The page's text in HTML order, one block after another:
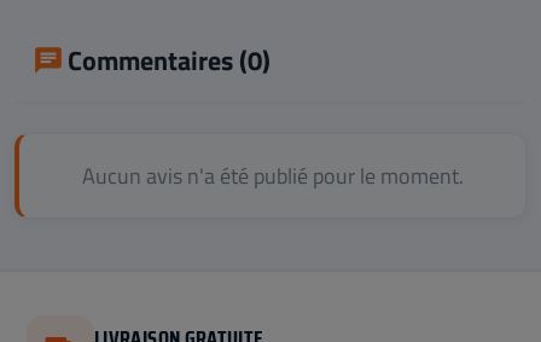
Commentaires (0)
Aucun avis n'a été publié pour le moment.